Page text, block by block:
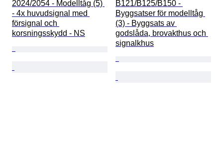
2024/2054 - Modelltåg (5)
- 4x huvudsignal med
försignal och
korsningsskydd - NS
B121/B125/B150 -
Byggsatser för modelltåg
(3) - Byggsats av
godslåda, brovakthus och
signalkhus